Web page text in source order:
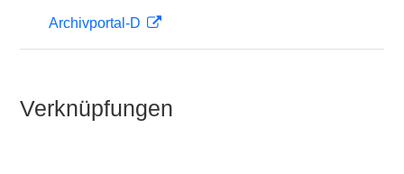
Archivportal-D
Verknüpfungen